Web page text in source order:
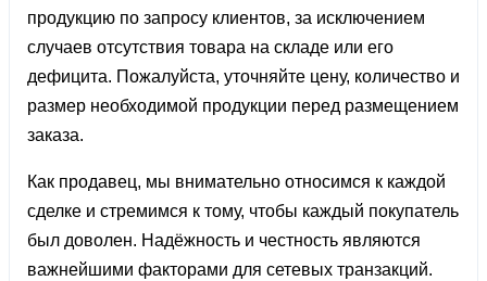
продукцию по запросу клиентов, за исключением
случаев отсутствия товара на складе или его
дефицита. Пожалуйста, уточняйте цену, количество и
размер необходимой продукции перед размещением
заказа.
Как продавец, мы внимательно относимся к каждой
сделке и стремимся к тому, чтобы каждый покупатель
был доволен. Надёжность и честность являются
важнейшими факторами для сетевых транзакций.